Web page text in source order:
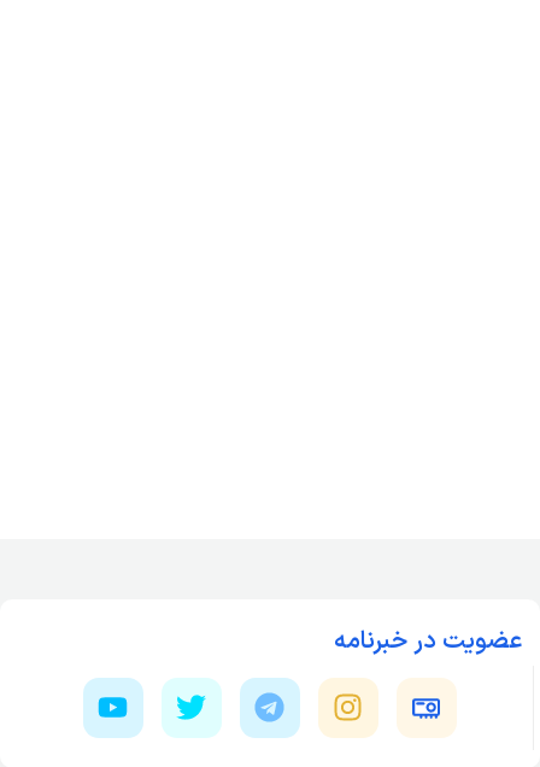
عضویت در خبرنامه